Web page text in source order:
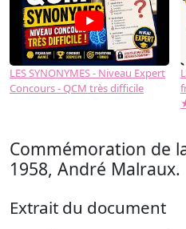
LES SYNONYMES - Niveau Expert
Concours - QCM très difficile
Commémoration de
1958, André Malraux.
Extrait du document